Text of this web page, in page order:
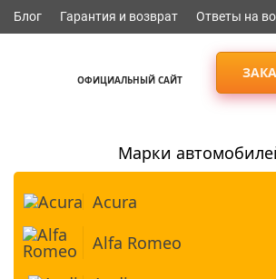
Блог Гарантия и возврат Ответы на
ОФИЦИАЛЬНЫЙ САЙТ
Марки
Acura
Alfa Romeo